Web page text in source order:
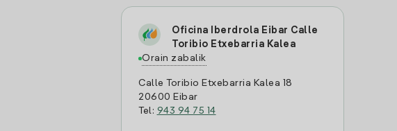
Oficina Iberdrola Eibar Calle
Toribio Etxebarria Kalea
Orain zabalik
Calle Toribio Etxebarria Kalea 18
20600 Eibar
Tel: 943 94 75 14